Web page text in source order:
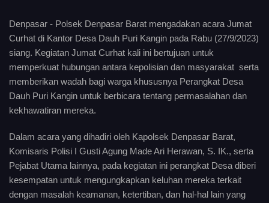
Denpasar - Polsek Denpasar Barat mengadakan acara Jumat
Curhat di Kantor Desa Dauh Puri Kangin pada Rabu (27/9/2023)
siang. Kegiatan Jumat Curhat kali ini bertujuan untuk
memperkuat hubungan antara kepolisian dan masyarakat serta
memberikan wadah bagi warga khususnya Perangkat Desa
Dauh Puri Kangin untuk berbicara tentang permasalahan dan
kekhawatiran mereka.
Dalam acara yang dihadiri oleh Kapolsek Denpasar Barat,
Komisaris Polisi I Gusti Agung Made Ari Herawan, S. IK., serta
Pejabat Utama lainnya, pada kegiatan ini perangkat Desa diberi
kesempatan untuk mengungkapkan keluhan mereka terkait
dengan masalah keamanan, ketertiban, dan hal-hal lain yang